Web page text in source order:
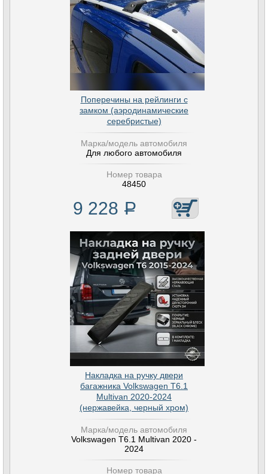
Поперечины на рейлинги с
замком (аэродинамические
серебристые)
Марка/модель автомобиля
Для любого автомобиля
Номер товара
48450
9 228 Р
Накладка на ручку двери
багажника Volkswagen T6.1
Multivan 2020-2024
(нержавейка, черный хром)
Марка/модель автомобиля
Volkswagen T6.1 Multivan 2020 -
2024
Номер товара